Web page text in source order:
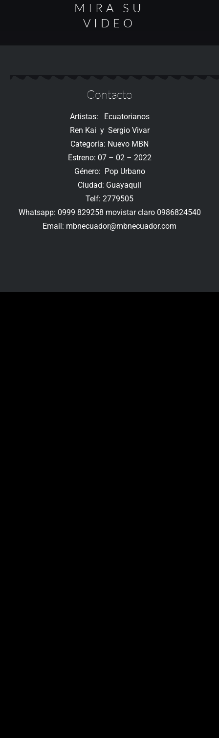
MIRA SU
VIDEO
Contacto
Artistas: Ecuatorianos
Ren Kai y Sergio Vivar
Categoría: Nuevo MBN
Estreno: 07 – 02 – 2022
Género: Pop Urbano
Ciudad: Guayaquil
Telf: 2779505
Whatsapp: 0999 829258 movistar claro 0986824540
Email: mbnecuador@mbnecuador.com